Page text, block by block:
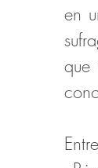
en